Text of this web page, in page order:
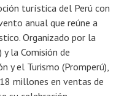
turística del Perú con
anual que reúne a
Organizado por la
la Comisión de
y el Turismo (Promperú),
millones en ventas de